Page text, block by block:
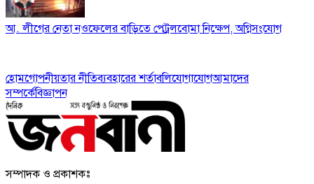
আ. লীগের নেতা নওফেলের বাড়িতে পেট্রলবোমা নিক্ষেপ, অগ্নিসংযোগ
হোমগোপনীয়তার নীতিব্যবহারের শর্তাবলিযোগাযোগআমাদের
সম্পর্কেবিজ্ঞাপন
সম্পাদক ও প্রকাশকঃ